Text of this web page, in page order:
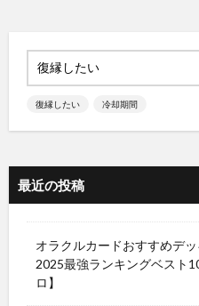
復縁したい 冷却期間
最近の投稿
オラクルカードおすすめデ
2025最強ランキングベスト
ロ】